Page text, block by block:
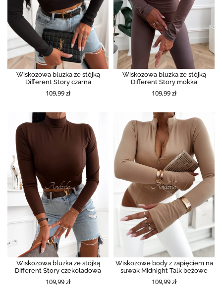
Wiskozowa bluzka ze stójką
Different Story czarna
109,99 zł
Wiskozowa bluzka ze stójką
Different Story mokka
109,99 zł
Wiskozowa bluzka ze stójką
Different Story czekoladowa
109,99 zł
Wiskozowe body z zapięciem na
suwak Midnight Talk beżowe
109,99 zł